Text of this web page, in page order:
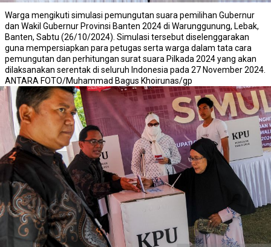
Warga mengikuti simulasi pemungutan suara pemilihan Gubernur
dan Wakil Gubernur Provinsi Banten 2024 di Warunggunung, Lebak,
Banten, Sabtu (26/10/2024). Simulasi tersebut diselenggarakan
guna mempersiapkan para petugas serta warga dalam tata cara
pemungutan dan perhitungan surat suara Pilkada 2024 yang akan
dilaksanakan serentak di seluruh Indonesia pada 27 November 2024.
ANTARA FOTO/Muhammad Bagus Khoirunas/gp